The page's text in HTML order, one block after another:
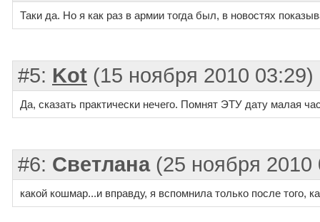
Таки да. Но я как раз в армии тогда был, в новостях
#5: Kot (15 ноября 2010 03:29)
Да, сказать практически нечего. Помнят ЭТУ дату малая
#6: Светлана(25 ноября 2010
какой кошмар...и вправду, я вспомнила только после того,